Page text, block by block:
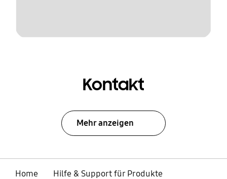
Kontakt
Mehr anzeigen
Home
Hilfe & Support für Produkte